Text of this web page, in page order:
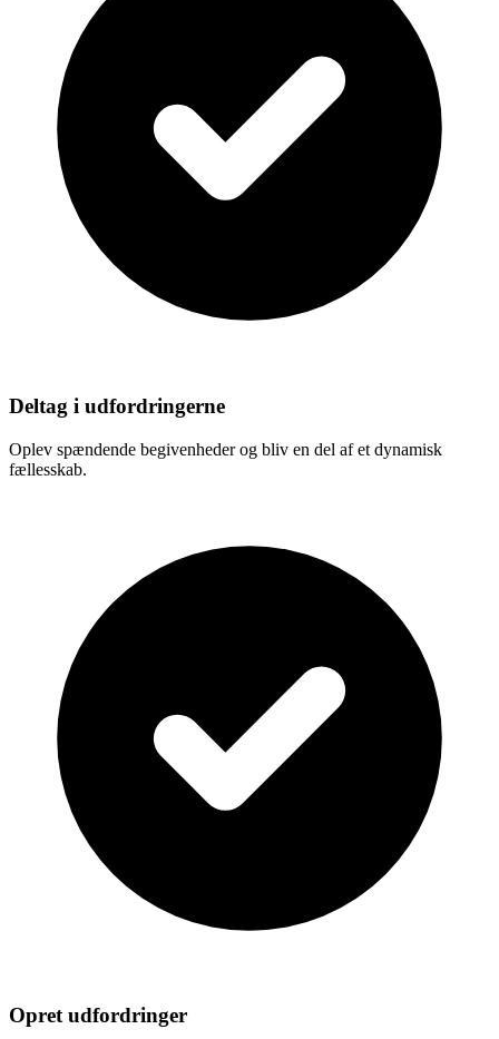
Deltag i udfordringerne
Oplev spændende begivenheder og bliv en del af et dynamisk
fællesskab.
Opret udfordringer